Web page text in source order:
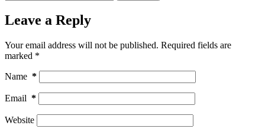
Leave a Reply
Your email address will not be published. Required fields are
marked *
Name *
Email *
Website